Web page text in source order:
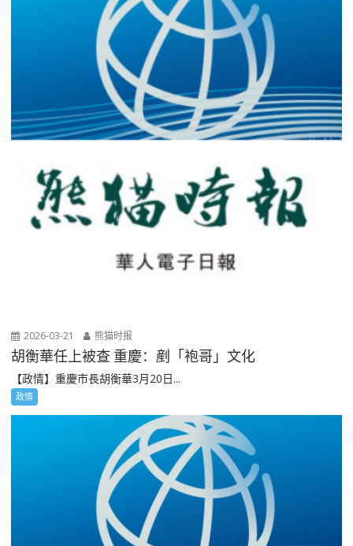
2026-03-21 熊猫时报
胡衡華任上被查 重慶：剷「袍哥」文化
【政情】重慶市長胡衡華3月20日...
政情